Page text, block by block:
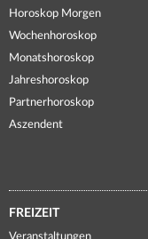
Horoskop Morgen
Wochenhoroskop
Monatshoroskop
Jahreshoroskop
Partnerhoroskop
Aszendent
FREIZEIT